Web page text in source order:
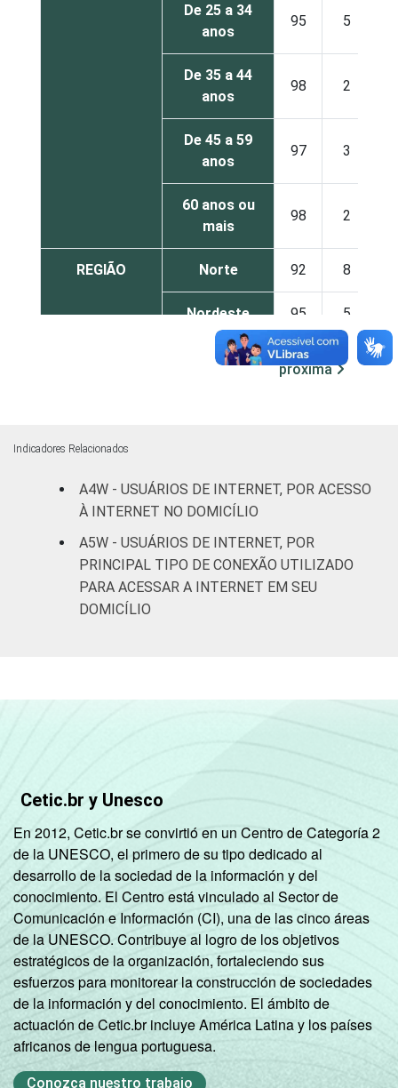
De 25 a 34
anos
95 5
De 35 a 44
anos
98 2
De 45 a 59
anos
97 3
60 anos ou
mais
98 2
REGIÃO Norte 92 8
Nordeste 95 5
Sudeste 97 3
CLASSE
AB
C 97
DE 90
Fundamental
do Ensino
Fundamental
98 2
Ensino Médio 96
Ensino
Superior
98
COR OU RAÇA Branca 98
Preta
próxima
Indicadores Relacionados
A4W - USUÁRIOS DE INTERNET, POR ACESSO
À INTERNET NO DOMICÍLIO
A5W - USUÁRIOS DE INTERNET, POR
PRINCIPAL TIPO DE CONEXÃO UTILIZADO
PARA ACESSAR A INTERNET EM SEU
DOMICÍLIO
Cetic.br y Unesco
En 2012, Cetic.br se convirtió en un Centro de Categoría 2
de la UNESCO, el primero de su tipo dedicado al
desarrollo de la sociedad de la información y del
conocimiento. El Centro está vinculado al Sector de
Comunicación e Información (CI), una de las cinco áreas
de la UNESCO. Contribuye al logro de los objetivos
estratégicos de la organización, fortaleciendo sus
esfuerzos para monitorear la construcción de sociedades
de la información y del conocimiento. El ámbito de
actuación de Cetic.br incluye América Latina y los países
africanos de lengua portuguesa.
Conozca nuestro trabajo